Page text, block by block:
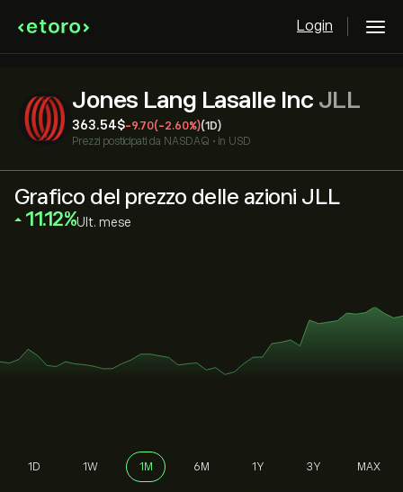
Login
Jones Lang Lasalle Inc JLL
363.54‎$‎-9.70(-2.60%)(1D)
Prezzi posticipati da NASDAQ • in USD
Grafico del prezzo delle azioni JLL
‎11.12‎ Ult. mese
1D 1W 1M 6M 1Y 3Y MAX